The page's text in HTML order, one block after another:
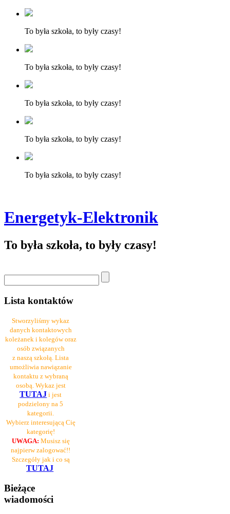
To była szkoła, to były czasy!
To była szkoła, to były czasy!
To była szkoła, to były czasy!
To była szkoła, to były czasy!
To była szkoła, to były czasy!
Energetyk-Elektronik
To była szkoła, to były czasy!
Lista kontaktów
Stworzyliśmy wykaz
danych kontaktowych
koleżanek i kolegów oraz
osób związanych
z naszą szkołą. Lista
umożliwia nawiązanie
kontaktu z wybraną
osobą. Wykaz jest
TUTAJ i jest
podzielony na 5
kategorii.
Wybierz interesującą Cię
kategorię!
UWAGA: Musisz się
najpierw zalogować!!
Szczegóły jak i co są
TUTAJ
Bieżące
wiadomości